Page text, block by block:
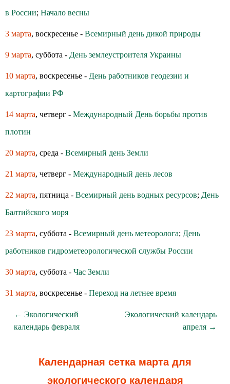
в России; Начало весны
3 марта, воскресенье - Всемирный день дикой природы
9 марта, суббота - День землеустроителя Украины
10 марта, воскресенье - День работников геодезии и
картографии РФ
14 марта, четверг - Международный День борьбы против
плотин
20 марта, среда - Всемирный день Земли
21 марта, четверг - Международный день лесов
22 марта, пятница - Всемирный день водных ресурсов; День
Балтийского моря
23 марта, суббота - Всемирный день метеоролога; День
работников гидрометеорологической службы России
30 марта, суббота - Час Земли
31 марта, воскресенье - Переход на летнее время
← Экологический
календарь февраля
Экологический календарь
апреля →
Календарная сетка марта для
экологического календаря